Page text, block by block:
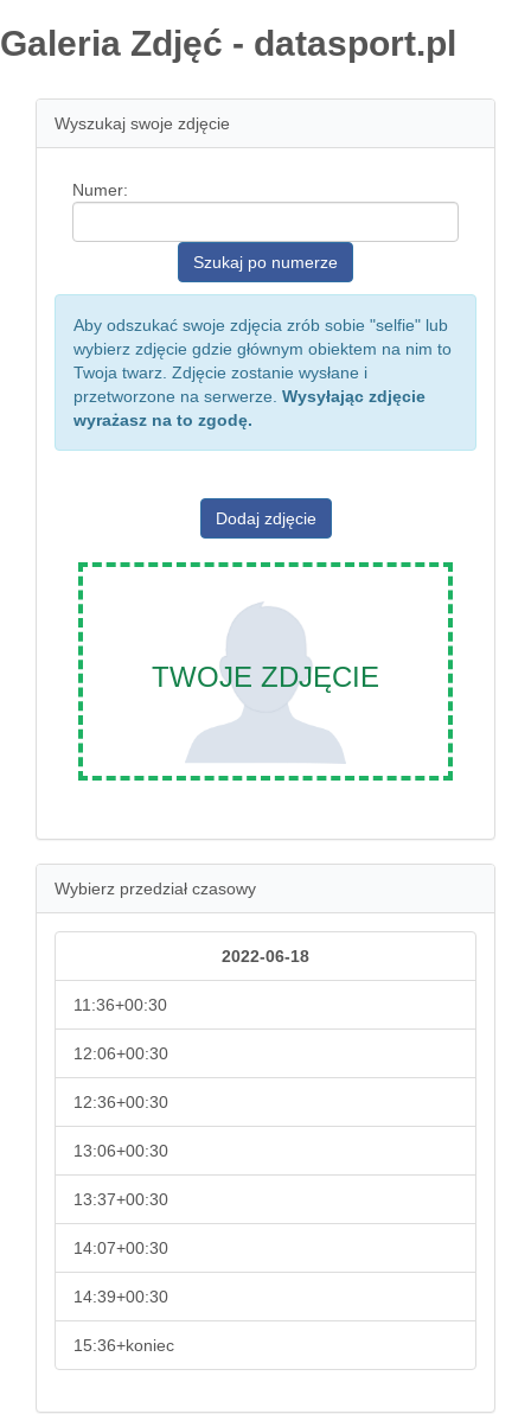
Galeria Zdjęć - datasport.pl
Wyszukaj swoje zdjęcie
Numer:
Aby odszukać swoje zdjęcia zrób sobie "selfie" lub
wybierz zdjęcie gdzie głównym obiektem na nim to
Twoja twarz. Zdjęcie zostanie wysłane i
przetworzone na serwerze. Wysyłając zdjęcie
wyrażasz na to zgodę.
Dodaj zdjęcie
TWOJE ZDJĘCIE
Wybierz przedział czasowy
2022-06-18
11:36+00:30
12:06+00:30
12:36+00:30
13:06+00:30
13:37+00:30
14:07+00:30
14:39+00:30
15:36+koniec